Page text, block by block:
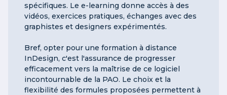
spécifiques. Le e-learning donne accès à des
vidéos, exercices pratiques, échanges avec des
graphistes et designers expérimentés.
Bref, opter pour une formation à distance
InDesign, c'est l'assurance de progresser
efficacement vers la maîtrise de ce logiciel
incontournable de la PAO. Le choix et la
flexibilité des formules proposées permettent à